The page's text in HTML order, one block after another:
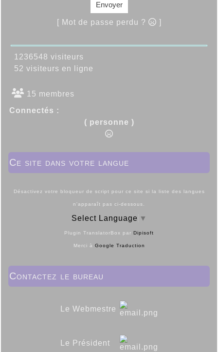
Envoyer
[ Mot de passe perdu ? ]
1236548 visiteurs
52 visiteurs en ligne
15 membres
Connectés :
( personne )
Ce site dans votre langue
Désactivez votre bloqueur de script pour ce site si la liste des langues
n'apparaît pas ci-dessous.
Select Language ▼
Plugin TranslatorBox par Dipisoft
Merci à Google Traduction
Contactez le bureau
Le Webmestre
Le Président